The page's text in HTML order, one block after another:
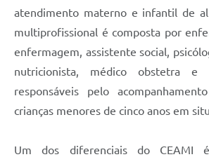
atendimento materno e infantil de
multiprofissional é composta por
enfermagem, assistente social,
nutricionista, médico obstetra e
responsáveis pelo
crianças menores de cinco anos em
Um dos diferenciais do CEAMI